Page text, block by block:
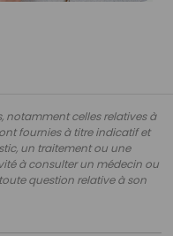
notamment celles relatives à
fournies à titre indicatif et
un traitement ou une
à consulter un médecin ou
question relative à son